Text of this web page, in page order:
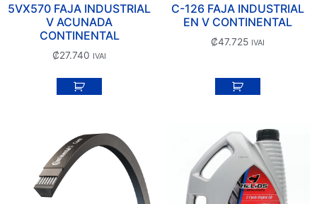
5VX570 FAJA INDUSTRIAL
V ACUNADA
CONTINENTAL
₡27.740 IVAI
C-126 FAJA INDUSTRIAL
EN V CONTINENTAL
₡47.725 IVAI